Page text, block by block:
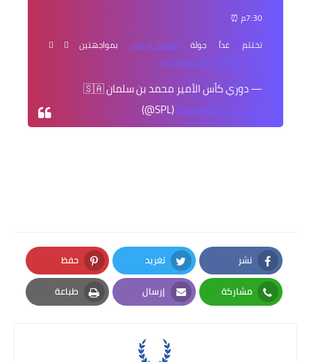
7:30م ⏰
تختتم غداً جولة#قمة_الرياض بمواجهتين👇🏻
pic.twitter.com/4Rd9OqX6tK
— دوري كأس الأمير محمد بن سلمان 🇸🇦
(@SPL)November 23, 2020
نشر
Facebook
تغريد
Twitter
حفظ
Pinterest
مشاركة
Whatsapp
إرسال
Email
طباعة
Print